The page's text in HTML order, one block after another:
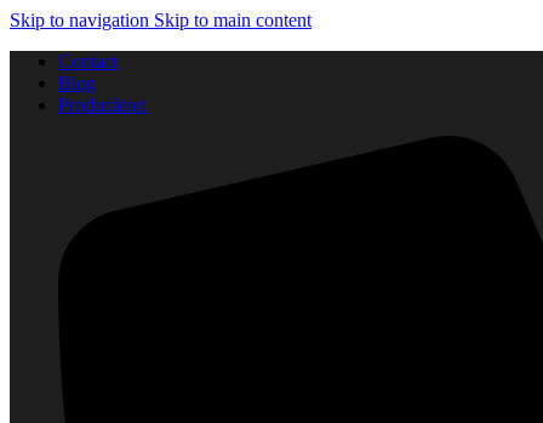
Skip to navigation Skip to main content
Contact
Blog
Producători